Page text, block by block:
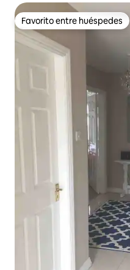
Favorito entre huéspedes
Favorito entre huéspedes